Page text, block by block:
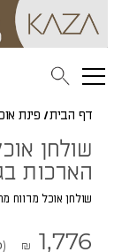
דף הבית/ פינת
הארכות
שולחן אוכל מרווח
₪ 1,776